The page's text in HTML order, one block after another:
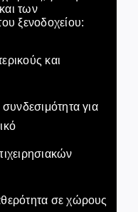
των
ξενοδοχείου:
και
για
σε χώρους